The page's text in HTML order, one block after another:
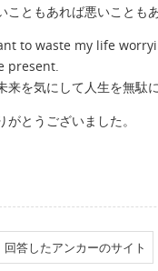
ともあれば悪いこともあ
to waste my life
present.
を気にして人生を無駄
がとうございました。
回答したアンカーのサイト